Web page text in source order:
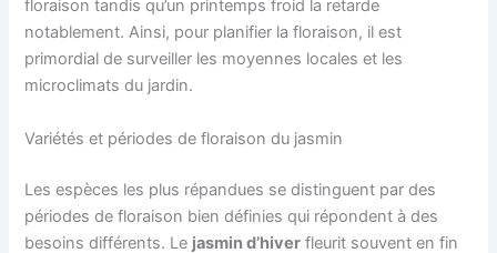
floraison tandis qu’un printemps froid la retarde
notablement. Ainsi, pour planifier la floraison, il est
primordial de surveiller les moyennes locales et les
microclimats du jardin.
Variétés et périodes de floraison du jasmin
Les espèces les plus répandues se distinguent par des
périodes de floraison bien définies qui répondent à des
besoins différents. Le jasmin d’hiver fleurit souvent en fin